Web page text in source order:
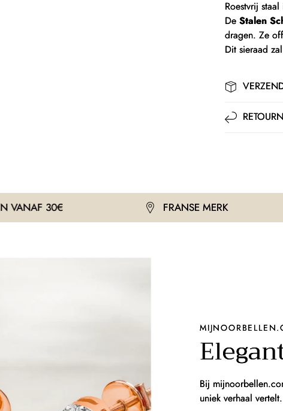
Roestvrij
DeStalen
dragen. Ze
Dit sieraad
FRANSE MERK
Bij
uniek verhaal vertelt.